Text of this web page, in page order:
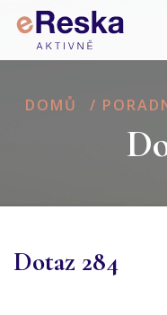
DOMŮ /
Dotaz 284